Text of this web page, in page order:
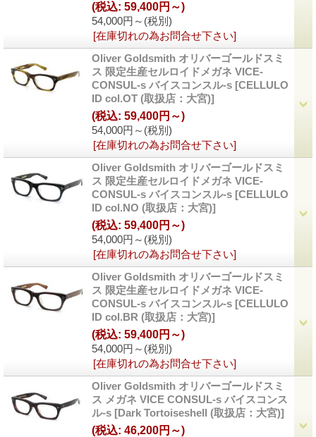
54,000円～ (税別)
(税込: 59,400円～)
[在庫切れの為お問合せ下さい]
Oliver Goldsmith オリバーゴールドスミ
ス 限定生産セルロイドメガネ VICE-
CONSUL-s バイスコンスル-s [CELLULO
ID col.OT (取扱店：大宮)]
54,000円～ (税別)
(税込: 59,400円～)
[在庫切れの為お問合せ下さい]
Oliver Goldsmith オリバーゴールドスミ
ス 限定生産セルロイドメガネ VICE-
CONSUL-s バイスコンスル-s [CELLULO
ID col.NO (取扱店：大宮)]
54,000円～ (税別)
(税込: 59,400円～)
[在庫切れの為お問合せ下さい]
Oliver Goldsmith オリバーゴールドスミ
ス 限定生産セルロイドメガネ VICE-
CONSUL-s バイスコンスル-s [CELLULO
ID col.BR (取扱店：大宮)]
54,000円～ (税別)
(税込: 59,400円～)
[在庫切れの為お問合せ下さい]
Oliver Goldsmith オリバーゴールドスミ
ス メガネ VICE CONSUL-s バイスコンス
ル-s [Dark Tortoiseshell (取扱店：大宮)]
(税込: 46,200円～)